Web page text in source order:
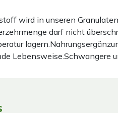
wird in unseren
darf nicht
Lebensweise.Schwangere